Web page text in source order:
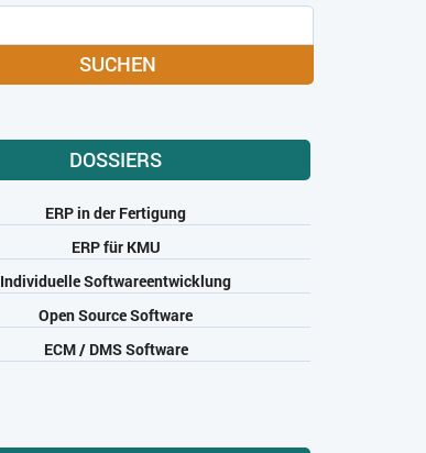
SUCHEN
DOSSIERS
ERP in der Fertigung
ERP für KMU
Individuelle Softwareentwicklung
Open Source Software
ECM / DMS Software